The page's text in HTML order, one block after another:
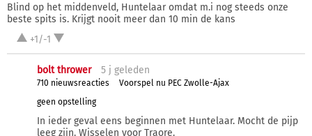
Blind op het middenveld, Huntelaar omdat m.i nog steeds onze
beste spits is. Krijgt nooit meer dan 10 min de kans
+1/-1
bolt thrower 5 j geleden
710 nieuwsreacties
Voorspel nu PEC Zwolle-Ajax
geen opstelling
In ieder geval eens beginnen met Huntelaar. Mocht de pijp
leeg zijn. Wisselen voor Traore.